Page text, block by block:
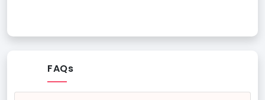
FAQs